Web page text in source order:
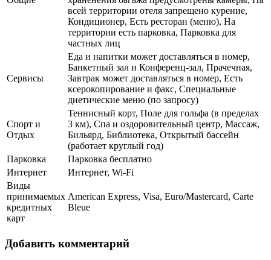
всей территории отеля запрещено курение,
Кондиционер, Есть ресторан (меню), На
территории есть парковка, Парковка для
частных лиц
Сервисы
Еда и напитки может доставляться в номер,
Банкетный зал и Конференц-зал, Прачечная,
Завтрак может доставляться в номер, Есть
ксерокопирование и факс, Специальные
диетические меню (по запросу)
Спорт и
Отдых
Теннисный корт, Поле для гольфа (в пределах
3 км), Спа и оздоровительный центр, Массаж,
Бильярд, Библиотека, Открытый бассейн
(работает круглый год)
Парковка
Парковка бесплатно
Интернет
Интернет, Wi-Fi
Виды
принимаемых
кредитных
карт
American Express, Visa, Euro/Mastercard, Carte
Bleue
Добавить комментарий